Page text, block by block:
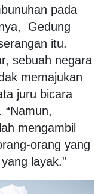
pada
Gedung
itu.
sebuah negara
memajukan
juru bicara
“Namun,
mengambil
orang yang
layak.”